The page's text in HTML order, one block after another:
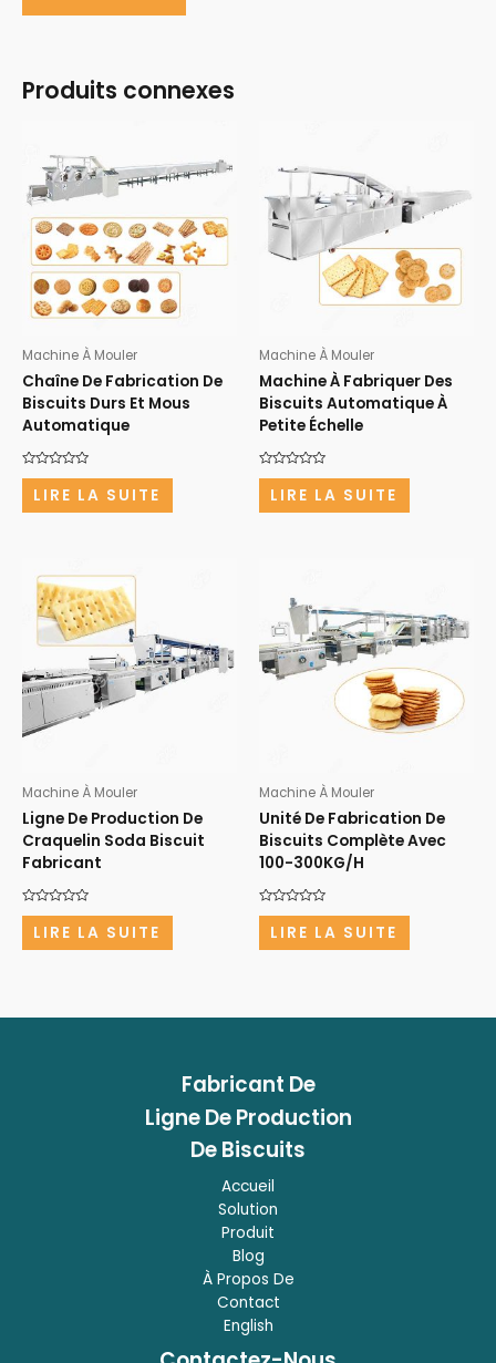
Produits connexes
Machine À Mouler
Chaîne De Fabrication De
Biscuits Durs Et Mous
Automatique
Note
sur
5
LIRE LA SUITE
Machine À Mouler
Machine À Fabriquer Des
Biscuits Automatique À
Petite Échelle
Note
sur
5
LIRE LA SUITE
Machine À Mouler
Ligne De Production De
Craquelin Soda Biscuit
Fabricant
Note
sur
5
LIRE LA SUITE
Machine À Mouler
Unité De Fabrication De
Biscuits Complète Avec
100-300KG/H
Note
sur
5
LIRE LA SUITE
Fabricant De
Ligne De Production
De Biscuits
Accueil
Solution
Produit
Blog
À Propos De
Contact
English